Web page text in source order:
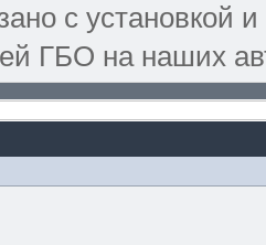
с установкой и
ГБО на наших